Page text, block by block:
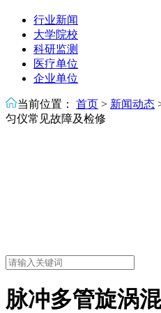
行业新闻
大学院校
科研监测
医疗单位
企业单位
当前位置： 首页 > 新闻动态
匀仪常见故障及检修
脉冲多管旋涡